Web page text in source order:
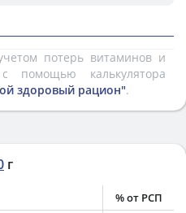
потерь витаминов и
калькулятора
здоровый рацион".
г
% от РСП